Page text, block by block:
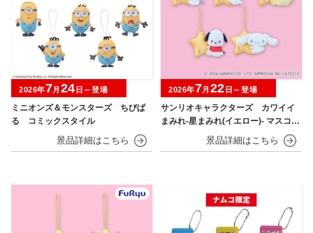
ミニオンズ＆モンスターズ ちびぱ
る コミックスタイル
2026年7月 24 日～登場
サンリオキャラクターズ カワイイ
まみれ-星まみれ(イエロー)- マスコッ
2026年7月 22 日～登場